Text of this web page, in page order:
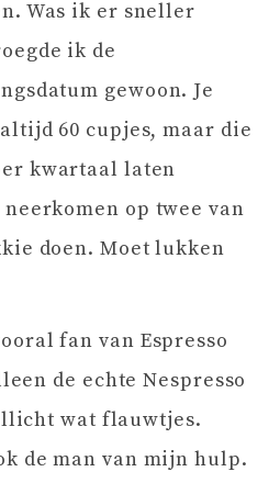
Was ik er sneller
ik de
gewoon. Je
60 cupjes, maar die
kwartaal laten
op twee van
doen. Moet lukken
fan van Espresso
de echte Nespresso
wat flauwtjes.
de man van mijn hulp.